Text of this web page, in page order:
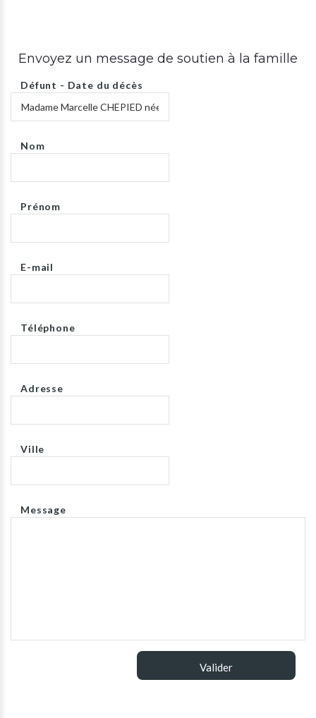
Envoyez un message de soutien à la famille
Défunt - Date du décès
Nom
Prénom
E-mail
Téléphone
Adresse
Ville
Message
Valider